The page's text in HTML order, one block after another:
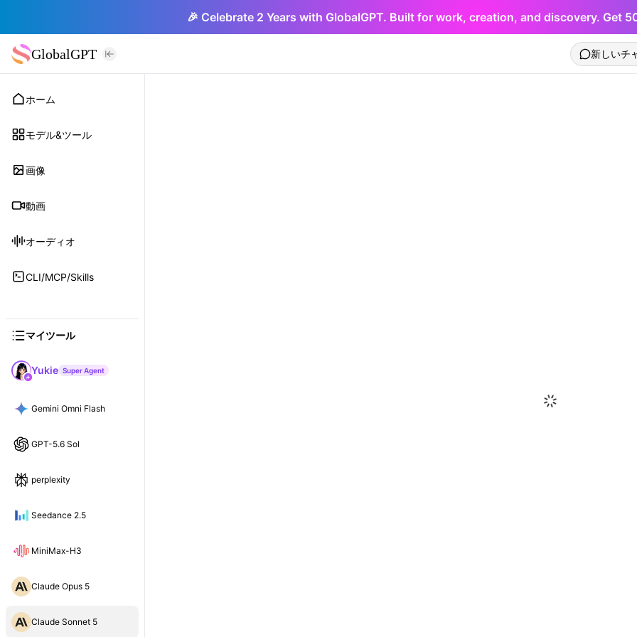
🎉 Celebrate 2 Years with GlobalGPT. Built for work, creation, and discovery. Get
GlobalGPT
ホーム
モデル&ツール
画像
動画
オーディオ
CLI/MCP/Skills
マイツール
Yukie Super Agent
Gemini Omni Flash
GPT-5.6 Sol
perplexity
Seedance 2.5
MiniMax-H3
Claude Opus 5
Claude Sonnet 5
新しいチ